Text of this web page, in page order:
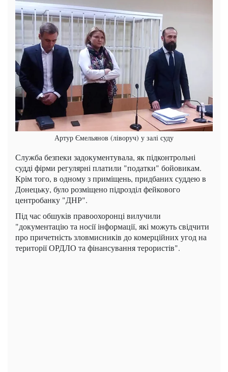
Артур Ємельянов (ліворуч) у залі суду
Служба безпеки задокументувала, як підконтрольні
судді фірми регулярні платили "податки" бойовикам.
Крім того, в одному з приміщень, придбаних суддею в
Донецьку, було розміщено підрозділ фейкового
центробанку "ДНР".
Під час обшуків правоохоронці вилучили
"документацію та носії інформації, які можуть свідчити
про причетність зловмисників до комерційних угод на
території ОРДЛО та фінансування терористів".